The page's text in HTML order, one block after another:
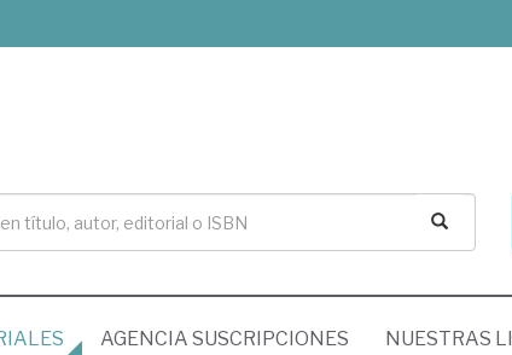
AGENCIA SUSCRIPCIONES NUESTRAS